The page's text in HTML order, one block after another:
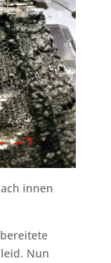
innen
Nun